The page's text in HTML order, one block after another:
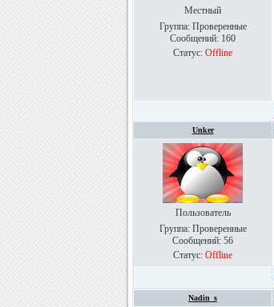
Местный
Группа: Проверенные
Сообщений: 160
Статус: Offline
Unker
Пользователь
Группа: Проверенные
Сообщений: 56
Статус: Offline
Nadin_s